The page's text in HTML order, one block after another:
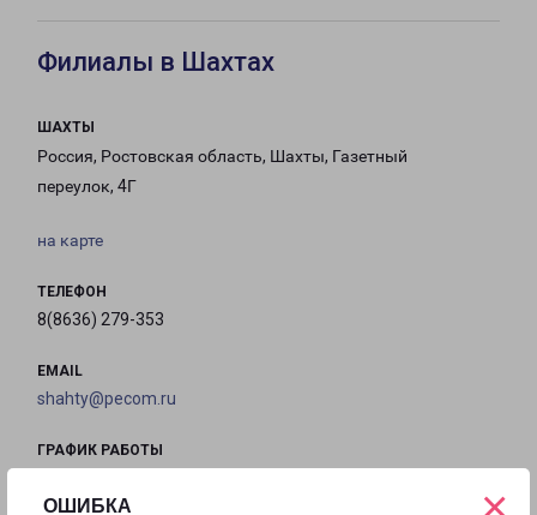
ОШИБКА
Филиалы в Шахтах
ШАХТЫ
Россия, Ростовская область, Шахты, Газетный
переулок, 4Г
на карте
ТЕЛЕФОН
8(8636) 279-353
EMAIL
shahty@pecom.ru
ГРАФИК РАБОТЫ